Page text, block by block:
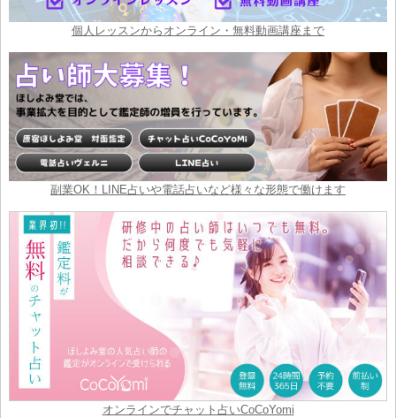
個人レッスンからオンライン・無料動画講座まで
副業OK！LINE占いや電話占いなど様々な形態で働けます
オンラインでチャット占いCoCoYomi